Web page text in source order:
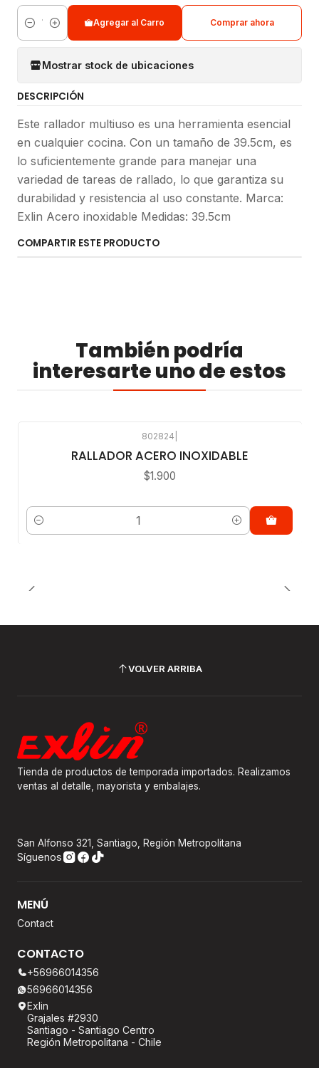
Cantidad
Agregar al Carro Comprar ahora
Mostrar stock de ubicaciones
DESCRIPCIÓN
Este rallador multiuso es una herramienta esencial
en cualquier cocina. Con un tamaño de 39.5cm, es
lo suficientemente grande para manejar una
variedad de tareas de rallado, lo que garantiza su
durabilidad y resistencia al uso constante. Marca:
Exlin Acero inoxidable Medidas: 39.5cm
COMPARTIR ESTE PRODUCTO
También podría
interesarte uno de estos
802824
RALLADOR ACERO INOXIDABLE
$1.900
Cantidad
VOLVER ARRIBA
Tienda de productos de temporada importados. Realizamos
ventas al detalle, mayorista y embalajes.
San Alfonso 321, Santiago, Región Metropolitana
Síguenos
MENÚ
Contact
CONTACTO
+56966014356
56966014356
Exlin
Grajales #2930
Santiago - Santiago Centro
Región Metropolitana - Chile